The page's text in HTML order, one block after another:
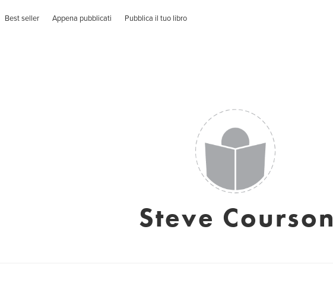
Best seller Appena pubblicati Pubblica il tuo libro
Steve Courson